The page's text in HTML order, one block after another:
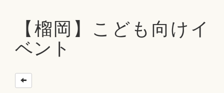
【榴岡】こども向けイ
ベント